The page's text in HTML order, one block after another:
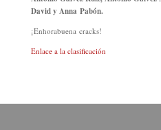
David y Anna Pabón.
¡Enhorabuena cracks!
Enlace a la clasificación